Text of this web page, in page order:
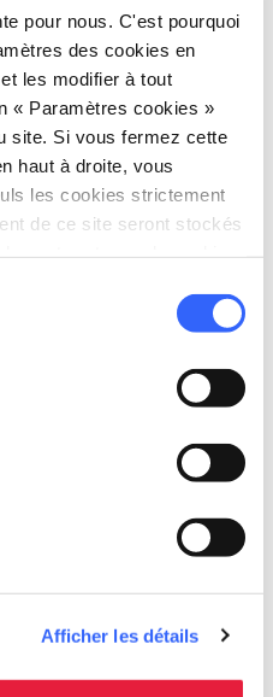
pour nous. C'est pourquoi
des cookies en
les modifier à tout
« Paramètres cookies »
site. Si vous fermez cette
haut à droite, vous
les cookies strictement
de ce site seront stockés
Afficher les détails
pour la Sculpture
siècles : le musée est
de
au XIVe siècle, et
mille cinq cents
des marbres, des
entre autres,
Monti, Timo Arturo
Bortolotti.